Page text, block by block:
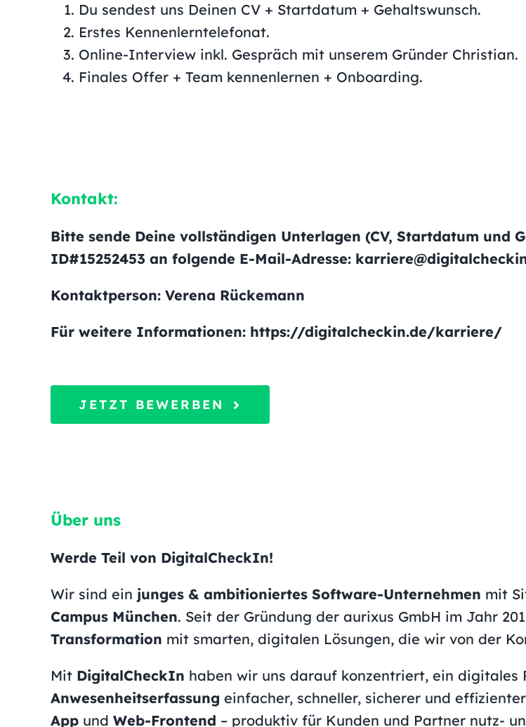
Du sendest uns Deinen CV + Startdatum + Gehaltswunsch.
Erstes Kennenlerntelefonat.
Online-Interview inkl. Gespräch mit unserem Gründer Christian.
Finales Offer + Team kennenlernen + Onboarding.
Kontakt:
Bitte sende Deine vollständigen Unterlagen (CV, Startdatum und
ID#15252453 an folgende E-Mail-Adresse:
Kontaktperson: Verena Rückemann
Für weitere Informationen: https://digitalcheckin.de/karriere/
JETZT BEWERBEN
Über uns
Werde Teil von DigitalCheckIn!
Wir sind ein junges & ambitioniertes Software-Unternehmen mit
Campus München. Seit der Gründung der aurixus GmbH im Jahr
Transformation mit smarten, digitalen Lösungen, die wir von der
Mit DigitalCheckIn haben wir uns darauf konzentriert, ein digitales
Anwesenheitserfassung einfacher, schneller, sicherer und
Appund Web-Frontend – produktiv für Kunden und Partner nutz-